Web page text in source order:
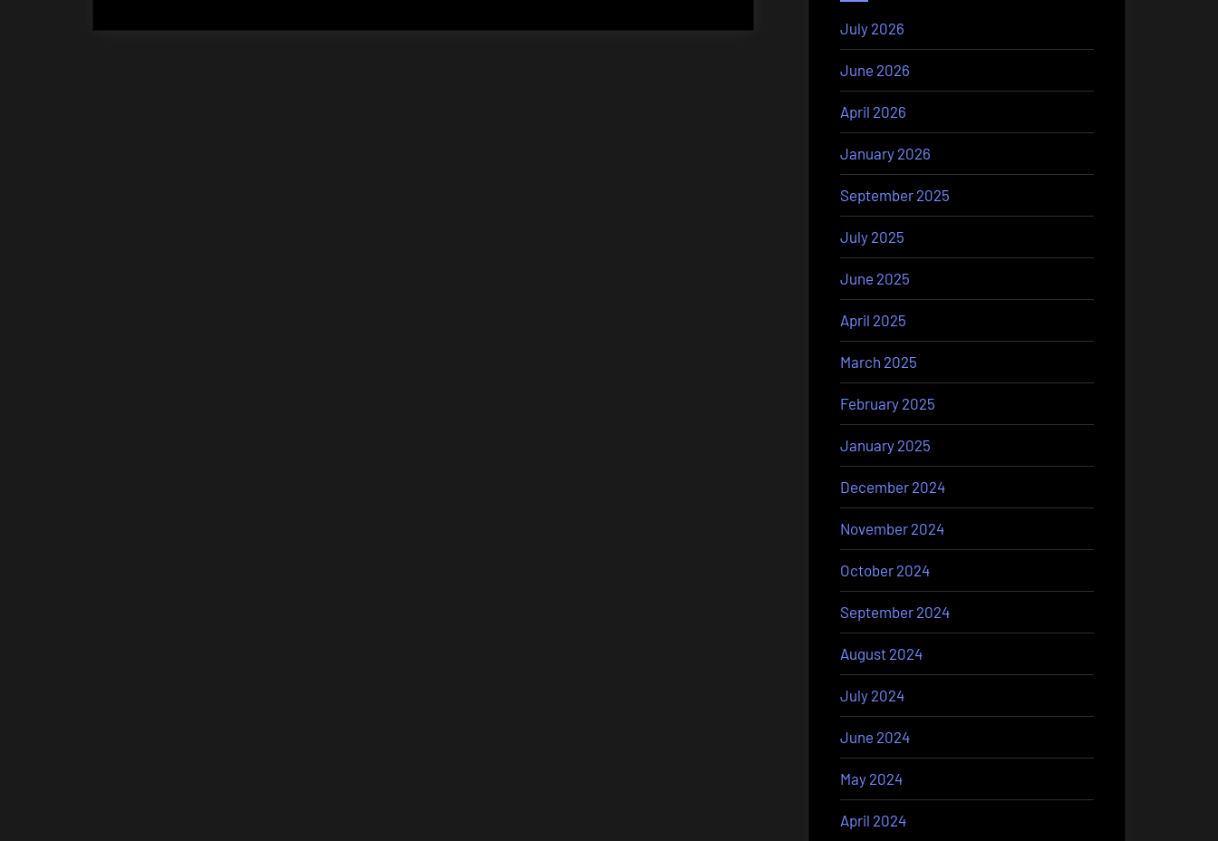
July 2026
June 2026
April 2026
January 2026
September 2025
July 2025
June 2025
April 2025
March 2025
February 2025
January 2025
December 2024
November 2024
October 2024
September 2024
August 2024
July 2024
June 2024
May 2024
April 2024